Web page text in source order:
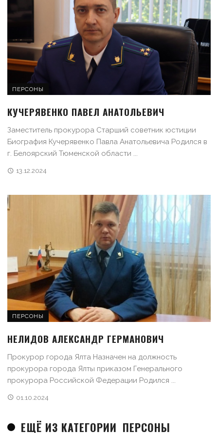
ПЕРСОНЫ
КУЧЕРЯВЕНКО ПАВЕЛ АНАТОЛЬЕВИЧ
Заместитель прокурора Старший советник юстиции
Биография Кучерявенко Павла Анатольевича Родился в
г. Белоярский Тюменской области ...
13.12.2024
ПЕРСОНЫ
НЕЛИДОВ АЛЕКСАНДР ГЕРМАНОВИЧ
Прокурор города Ялта Назначен на должность
прокурора города Ялты приказом Генерального
прокурора Российской Федерации Родился ...
01.10.2024
ЕЩЁ ИЗ КАТЕГОРИИ ПЕРСОНЫ